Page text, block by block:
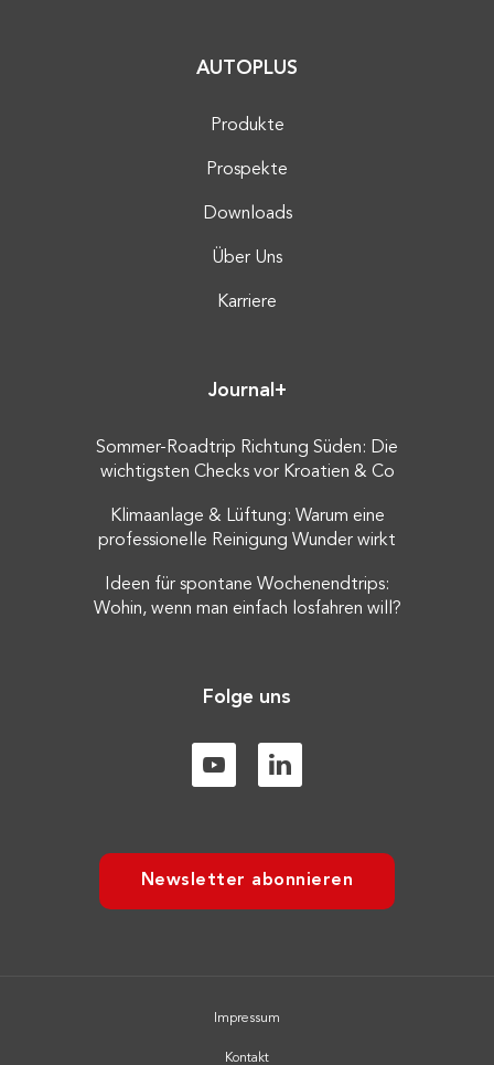
AUTOPLUS
Produkte
Prospekte
Downloads
Über Uns
Karriere
Journal+
Sommer-Roadtrip Richtung Süden: Die
wichtigsten Checks vor Kroatien & Co
Klimaanlage & Lüftung: Warum eine
professionelle Reinigung Wunder wirkt
Ideen für spontane Wochenendtrips:
Wohin, wenn man einfach losfahren will?
Folge uns
Newsletter abonnieren
Impressum
Kontakt